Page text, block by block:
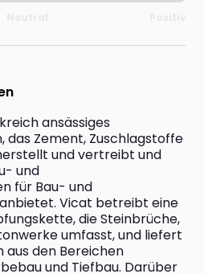
ansässiges
das Zement, Zuschlagstoffe
und vertreibt und
und
für Bau- und
Vicat betreibt eine
die Steinbrüche,
umfasst, und liefert
aus den Bereichen
und Tiefbau. Darüber